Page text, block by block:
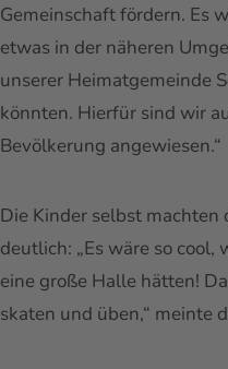
Gemeinschaft fördern. Es
etwas in der näheren
unserer Heimatgemeinde
könnten. Hierfür sind wir
Bevölkerung angewiesen.“
Die Kinder selbst
deutlich: „Es wäre so
eine große Halle hätten!
skaten und üben,“ meinte